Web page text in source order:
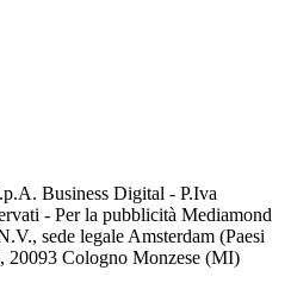
Business Digital - P.Iva
- Per la pubblicità Mediamond
sede legale Amsterdam (Paesi
20093 Cologno Monzese (MI)